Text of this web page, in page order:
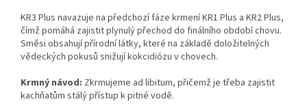
KR3 Plus navazuje na předchozí fáze krmení KR1 Plus a KR2 Plus,
čímž pomáhá zajistit plynulý přechod do finálního období chovu.
Směsi obsahují přírodní látky, které na základě doložitelných
vědeckých pokusů snižují kokcidiózu v chovech.
Krmný návod: Zkrmujeme ad libitum, přičemž je třeba zajistit
kachňatům stálý přístup k pitné vodě.